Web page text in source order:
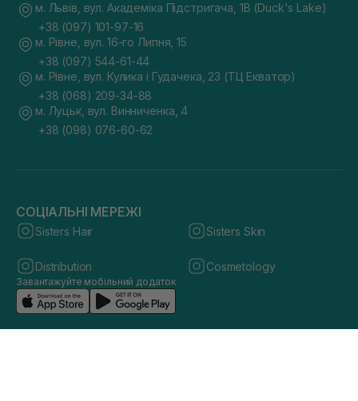
м. Львів, вул. Академіка Підстригача, 1В (Duck's Lake)
+38 (097) 101-97-16
м. Рівне, вул. 16-го Липня, 15
+38 (097) 544-61-44
м. Рівне, вул. Кулика і Гудачека, 23 (ТЦ Екватор)
+38 (068) 209-34-88
м. Луцьк, вул. Винниченка, 4
+38 (098) 076-60-62
СОЦІАЛЬНІ МЕРЕЖІ
Sisters Hair Sisters Skin
Distribution Cosmetology
Завантажуйте мобільний додаток